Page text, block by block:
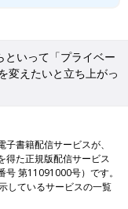
といって「プライベー
変えたいと立ち上がっ
書籍配信サービスが、
得た正規版配信サービス
第11091000号）です。
しているサービスの一覧